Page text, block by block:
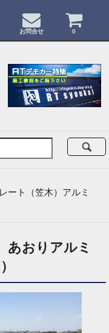
ート（笠木）アルミ
おりアルミ
お問合せ 0